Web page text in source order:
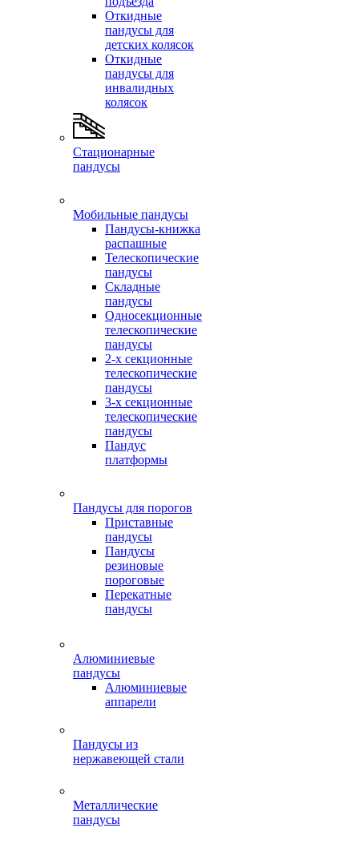
Откидные
пандусы для
детских колясок
Откидные
пандусы для
инвалидных
колясок
Стационарные
пандусы
Мобильные пандусы
Пандусы-книжка
распашные
Телескопические
пандусы
Складные
пандусы
Односекционные
телескопические
пандусы
2-х секционные
телескопические
пандусы
3-х секционные
телескопические
пандусы
Пандус
платформы
Пандусы для порогов
Приставные
пандусы
Пандусы
резиновые
пороговые
Перекатные
пандусы
Алюминиевые
пандусы
Алюминиевые
аппарели
Пандусы из
нержавеющей стали
Металлические
пандусы